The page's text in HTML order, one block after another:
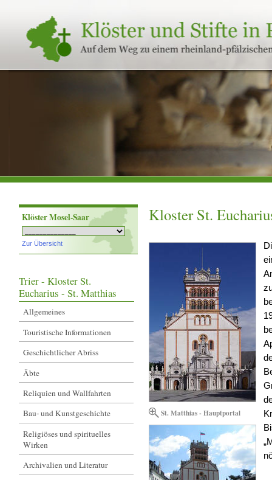
Klöster
und
Stifte
in
Rheinland-
Klöster Mosel-Saar
Zur Übersicht
Trier - Kloster St.
Eucharius - St. Matthias
Allgemeines
Touristische Informationen
Geschichtlicher Abriss
Äbte
Reliquien und Wallfahrten
Bau- und Kunstgeschichte
Religiöses und spirituelles
Wirken
Archivalien und Literatur
Kloster St.
St. Matthias - Hauptportal